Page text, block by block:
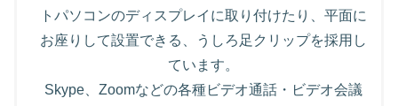
トパソコンのディスプレイに取り付けたり、平面に
お座りして設置できる、うしろ足クリップを採用し
ています。
Skype、Zoomなどの各種ビデオ通話・ビデオ会議